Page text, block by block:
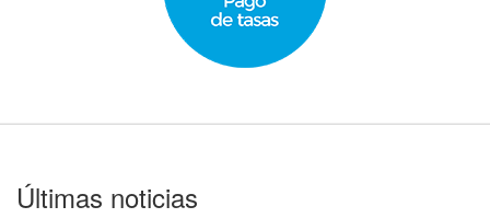
Últimas noticias